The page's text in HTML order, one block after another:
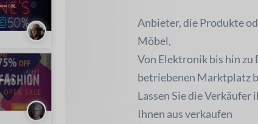
Anbieter, die Produkte
Möbel,
Von Elektronik bis hin zu
betriebenen Marktplatz
Lassen Sie die
Ihnen aus verkaufen